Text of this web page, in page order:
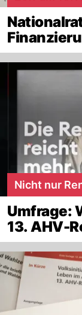
Nicht nur
Umfrage:
13. AHV-